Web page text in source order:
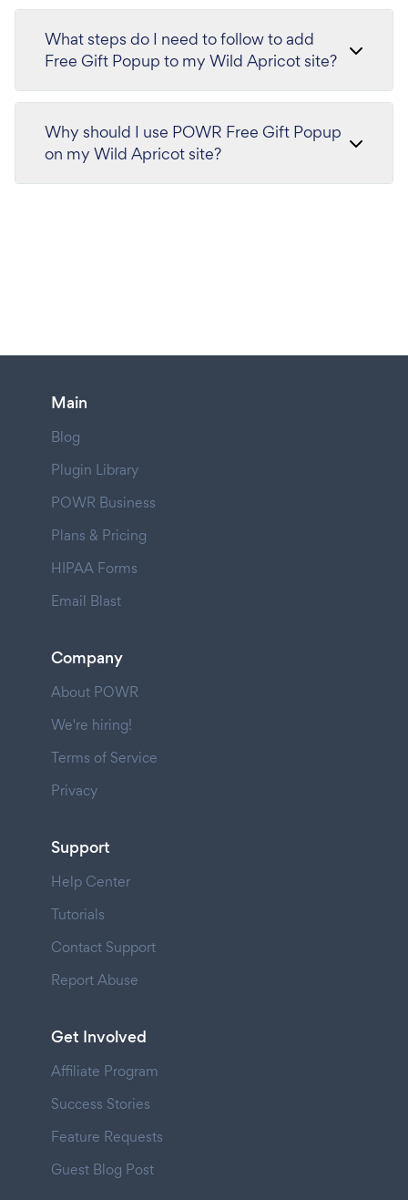
What steps do I need to follow to add
Free Gift Popup to my Wild Apricot site?
Why should I use POWR Free Gift Popup
on my Wild Apricot site?
Main
Blog
Plugin Library
POWR Business
Plans & Pricing
HIPAA Forms
Email Blast
Company
About POWR
We're hiring!
Terms of Service
Privacy
Support
Help Center
Tutorials
Contact Support
Report Abuse
Get Involved
Affiliate Program
Success Stories
Feature Requests
Guest Blog Post